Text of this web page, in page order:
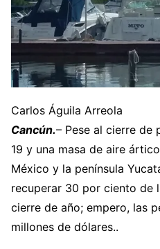
Carlos Águila Arreola
Cancún.– Pese al cierre
19 y una masa de aire
México y la península
recuperar 30 por ciento de
cierre de año; empero, las
millones de dólares..